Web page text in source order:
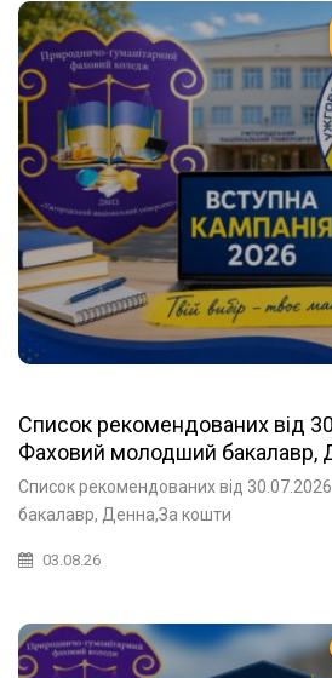
Список рекомендованих від
Фаховий молодший бакалавр,
державного або
Список рекомендованих від
бакалавр, Денна,За кошти
03.08.26